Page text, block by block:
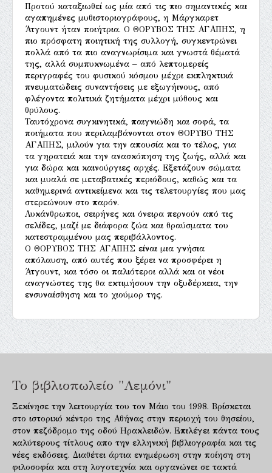
Προτού καταξιωθεί ως μία από τις πιο σημαντικές και
αγαπημένες μυθιστοριογράφους, η Μάργκαρετ
Άτγουντ ήταν ποιήτρια. Ο ΘΟΡΥΒΟΣ ΤΗΣ ΑΓΑΠΗΣ, η
πιο πρόσφατη ποιητική της συλλογή, συγκεντρώνει
πολλά από τα πιο αναγνωρίσιμα και γνωστά θέματά
της, αλλά συμπυκνωμένα – από λεπτομερείς
περιγραφές του φυσικού κόσμου μέχρι εκπληκτικά
πνευματώδεις συναντήσεις με εξωγήινους, από
φλέγοντα πολιτικά ζητήματα μέχρι μύθους και
θρύλους.
Ταυτόχρονα συγκινητικά, παιγνιώδη και σοφά, τα
ποιήματα που περιλαμβάνονται στον ΘΟΡΥΒΟ ΤΗΣ
ΑΓΑΠΗΣ, μιλούν για την απουσία και το τέλος, για
τα γηρατειά και την ανασκόπηση της ζωής, αλλά και
για δώρα και καινούργιες αρχές. Εξετάζουν σώματα
και μυαλά σε μεταβατικές περιόδους, καθώς και τα
καθημερινά αντικείμενα και τις τελετουργίες που μας
στερεώνουν στο παρόν.
Λυκάνθρωποι, σειρήνες και όνειρα περνούν από τις
σελίδες, μαζί με διάφορα ζώα και θραύσματα του
κατεστραμμένου μας περιβάλλοντος.
Ο ΘΟΡΥΒΟΣ ΤΗΣ ΑΓΑΠΗΣ είναι μια γνήσια
απόλαυση, από αυτές που ξέρει να προσφέρει η
Άτγουντ, και τόσο οι παλιότεροι αλλά και οι νέοι
αναγνώστες της θα εκτιμήσουν την οξυδέρκεια, την
ενσυναίσθηση και το χιούμορ της.
Το βιβλιοπωλείο "Λεμόνι"
Ξεκίνησε την λειτουργία του τον Μάιο του 1998. Βρίσκεται
στο ιστορικό κέντρο της Αθήνας στην περιοχή του θησείου,
στον πεζόδρομο της οδού Ηρακλειδών. Επιλέγει πάντα τους
καλύτερους τίτλους απο την ελληνική βιβλιογραφία και τις
νέες εκδόσεις. Διαθέτει άρτια ενημέρωση στην ποίηση στη
φιλοσοφία και στη λογοτεχνία και οργανώνει σε τακτά